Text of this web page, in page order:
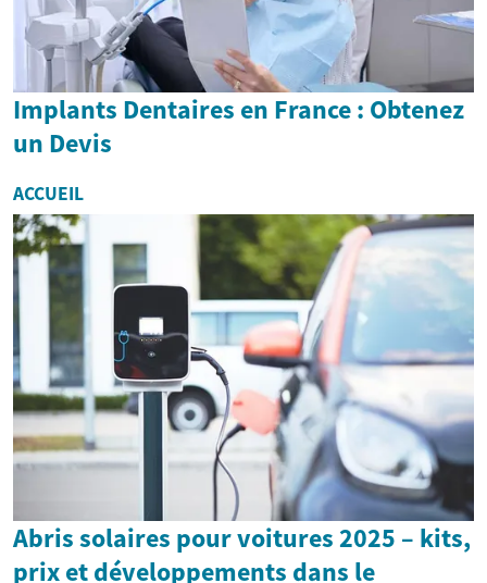
Implants Dentaires en France : Obtenez
un Devis
ACCUEIL
Abris solaires pour voitures 2025 – kits,
prix et développements dans le